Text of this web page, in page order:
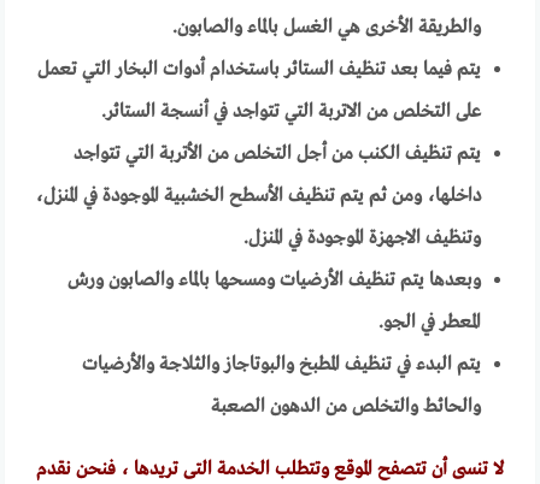
والطريقة الأخرى هي الغسل بالماء والصابون.
يتم فيما بعد تنظيف الستائر باستخدام أدوات البخار التي تعمل
على التخلص من الاتربة التي تتواجد في أنسجة الستائر.
يتم تنظيف الكنب من أجل التخلص من الأتربة التي تتواجد
داخلها، ومن ثم يتم تنظيف الأسطح الخشبية الموجودة في المنزل،
وتنظيف الاجهزة الموجودة في المنزل.
وبعدها يتم تنظيف الأرضيات ومسحها بالماء والصابون ورش
المعطر في الجو.
يتم البدء في تنظيف المطبخ والبوتاجاز والثلاجة والأرضيات
والحائط والتخلص من الدهون الصعبة
لا تنسى أن تتصفح الموقع وتتطلب الخدمة التى تريدها ، فنحن نقدم